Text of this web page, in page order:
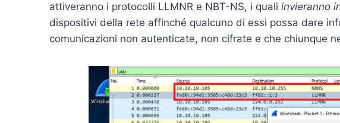
attiveranno i protocolli LLMNR e NBT-NS, i quali invieranno
dispositivi della rete affinché qualcuno di essi possa dare
comunicazioni non autenticate, non cifrate e che chiunque